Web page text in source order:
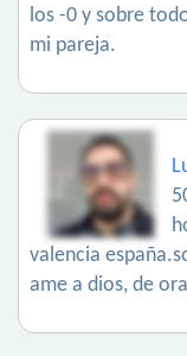
los -0 y sobre
mi pareja.
valencia
ame a dios, de